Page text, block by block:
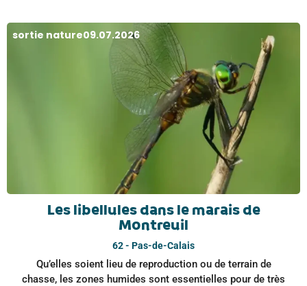
sortie nature09.07.2026
Les libellules dans le marais de
Montreuil
62 - Pas-de-Calais
Qu’elles soient lieu de reproduction ou de terrain de
chasse, les zones humides sont essentielles pour de très